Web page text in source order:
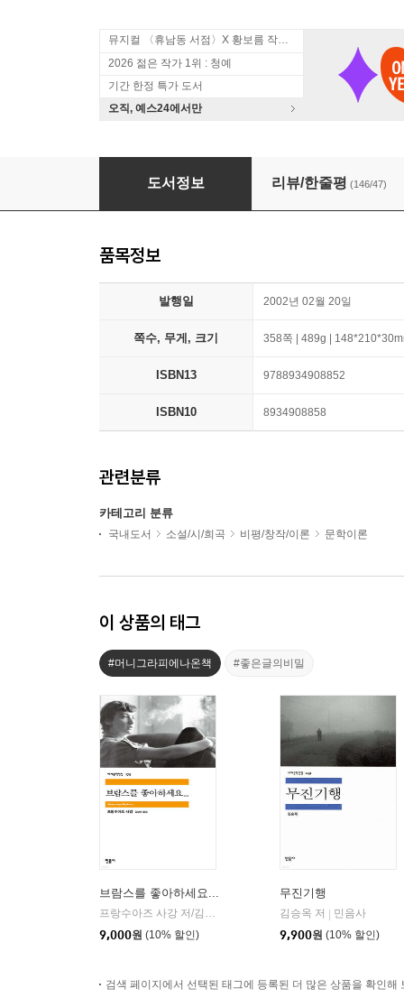
뮤지컬 〈휴남동 서점〉X 황보름 작가 북토크
2026 젊은 작가 1위 : 청예
기간 한정 특가 도서
오직, 예스24에서만
유혹하는 글쓰기
도서정보 리뷰/한줄평 (146/47)
품목정보
발행일 2002년 02월 20일
쪽수, 무게, 크기 358쪽 | 489g |
ISBN13 9788934908852
ISBN10 8934908858
관련분류
카테고리 분류
국내도서 소설/시/희곡 비평/창작/이론 문학이론
이 상품의 태그
#머니그라피에나온책 #좋은글의비밀
브람스를 좋아하세요...
프랑수아즈 사강 저/김남주 역
9,000원 (10% 할인)
무진기행
김승옥 저
민음사
9,900원 (10% 할인)
검색 페이지에서 선택된 태그에 등록된 더 많은 상품을 확인해